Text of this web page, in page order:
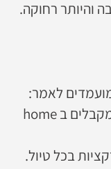
והיותר רחוקה.
לאמר:
1. להכין כסף לכלכלה מעבר למה שמקבלים ב home
בכל טיול.